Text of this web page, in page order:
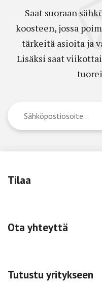
Saat suoraan
koosteen, jossa
tärkeitä asioita ja
Lisäksi saat
Tilaa
Ota yhteyttä
Tutustu yritykseen